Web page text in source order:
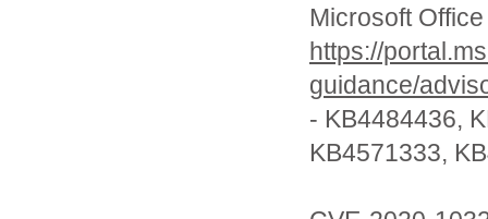
Microsoft
https://
guidance/
- KB4484436,
KB4571333,